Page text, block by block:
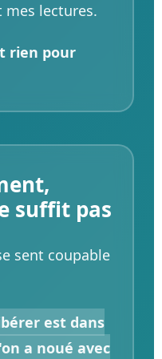
lectures.
rien pour
suffit pas
sent coupable
est dans
a noué avec